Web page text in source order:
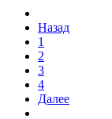
Назад
1
2
3
4
Далее